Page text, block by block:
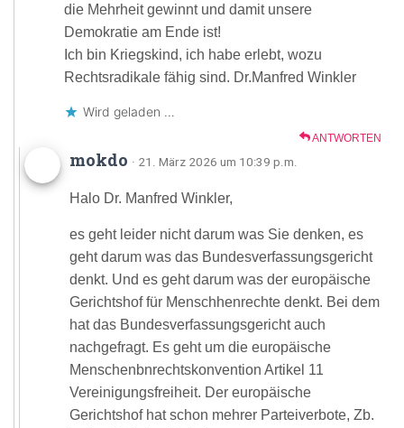
die Mehrheit gewinnt und damit unsere
Demokratie am Ende ist!
Ich bin Kriegskind, ich habe erlebt, wozu
Rechtsradikale fähig sind. Dr.Manfred Winkler
Wird geladen …
ANTWORTEN
mokdo · 21. März 2026 um 10:39 p.m.
Halo Dr. Manfred Winkler,
es geht leider nicht darum was Sie denken, es
geht darum was das Bundesverfassungsgericht
denkt. Und es geht darum was der europäische
Gerichtshof für Menschhenrechte denkt. Bei dem
hat das Bundesverfassungsgericht auch
nachgefragt. Es geht um die europäische
Menschenbnrechtskonvention Artikel 11
Vereinigungsfreiheit. Der europäische
Gerichtshof hat schon mehrer Parteiverbote, Zb.